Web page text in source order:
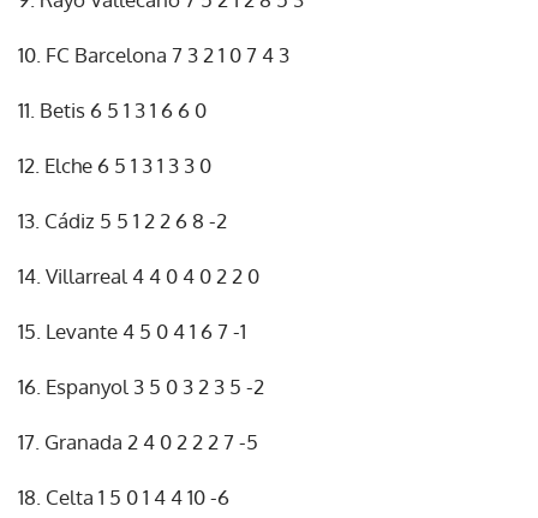
10. FC Barcelona 7 3 2 1 0 7 4 3
11. Betis 6 5 1 3 1 6 6 0
12. Elche 6 5 1 3 1 3 3 0
13. Cádiz 5 5 1 2 2 6 8 -2
14. Villarreal 4 4 0 4 0 2 2 0
15. Levante 4 5 0 4 1 6 7 -1
16. Espanyol 3 5 0 3 2 3 5 -2
17. Granada 2 4 0 2 2 2 7 -5
18. Celta 1 5 0 1 4 4 10 -6